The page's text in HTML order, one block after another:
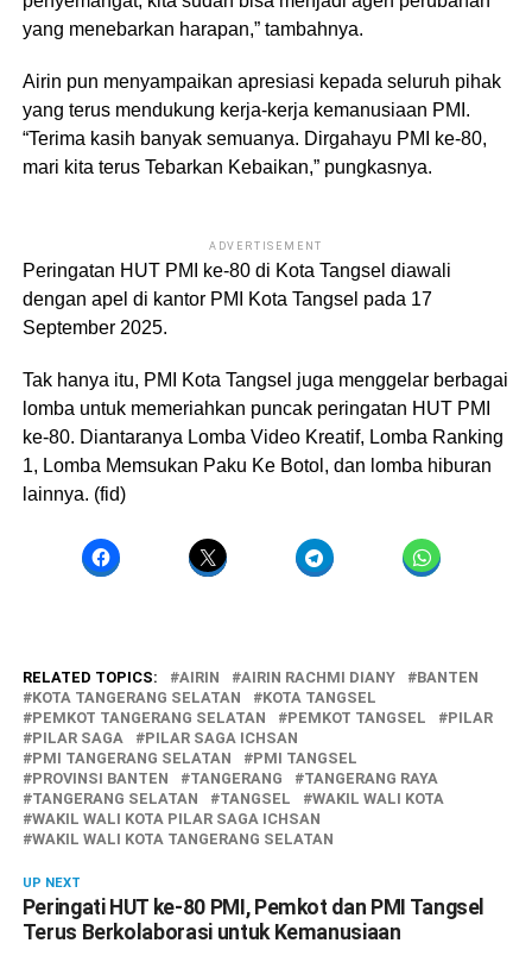
yang menebarkan harapan,” tambahnya.
Airin pun menyampaikan apresiasi kepada seluruh pihak
yang terus mendukung kerja-kerja kemanusiaan PMI.
“Terima kasih banyak semuanya. Dirgahayu PMI ke-80,
mari kita terus Tebarkan Kebaikan,” pungkasnya.
ADVERTISEMENT
Peringatan HUT PMI ke-80 di Kota Tangsel diawali
dengan apel di kantor PMI Kota Tangsel pada 17
September 2025.
Tak hanya itu, PMI Kota Tangsel juga menggelar berbagai
lomba untuk memeriahkan puncak peringatan HUT PMI
ke-80. Diantaranya Lomba Video Kreatif, Lomba Ranking
1, Lomba Memsukan Paku Ke Botol, dan lomba hiburan
lainnya. (fid)
RELATED TOPICS: AIRIN AIRIN RACHMI DIANY
BANTEN
KOTA TANGERANG SELATAN
KOTA TANGSEL
PEMKOT TANGERANG SELATAN
PEMKOT TANGSEL
PILAR
PILAR SAGA
PILAR SAGA ICHSAN
PMI TANGERANG SELATAN
PMI TANGSEL
PROVINSI BANTEN
TANGERANG
TANGERANG RAYA
TANGERANG SELATAN
TANGSEL
WAKIL WALI KOTA
WAKIL WALI KOTA PILAR SAGA ICHSAN
WAKIL WALI KOTA TANGERANG SELATAN
UP NEXT
Peringati HUT ke-80 PMI, Pemkot dan PMI Tangsel
Terus Berkolaborasi untuk Kemanusiaan